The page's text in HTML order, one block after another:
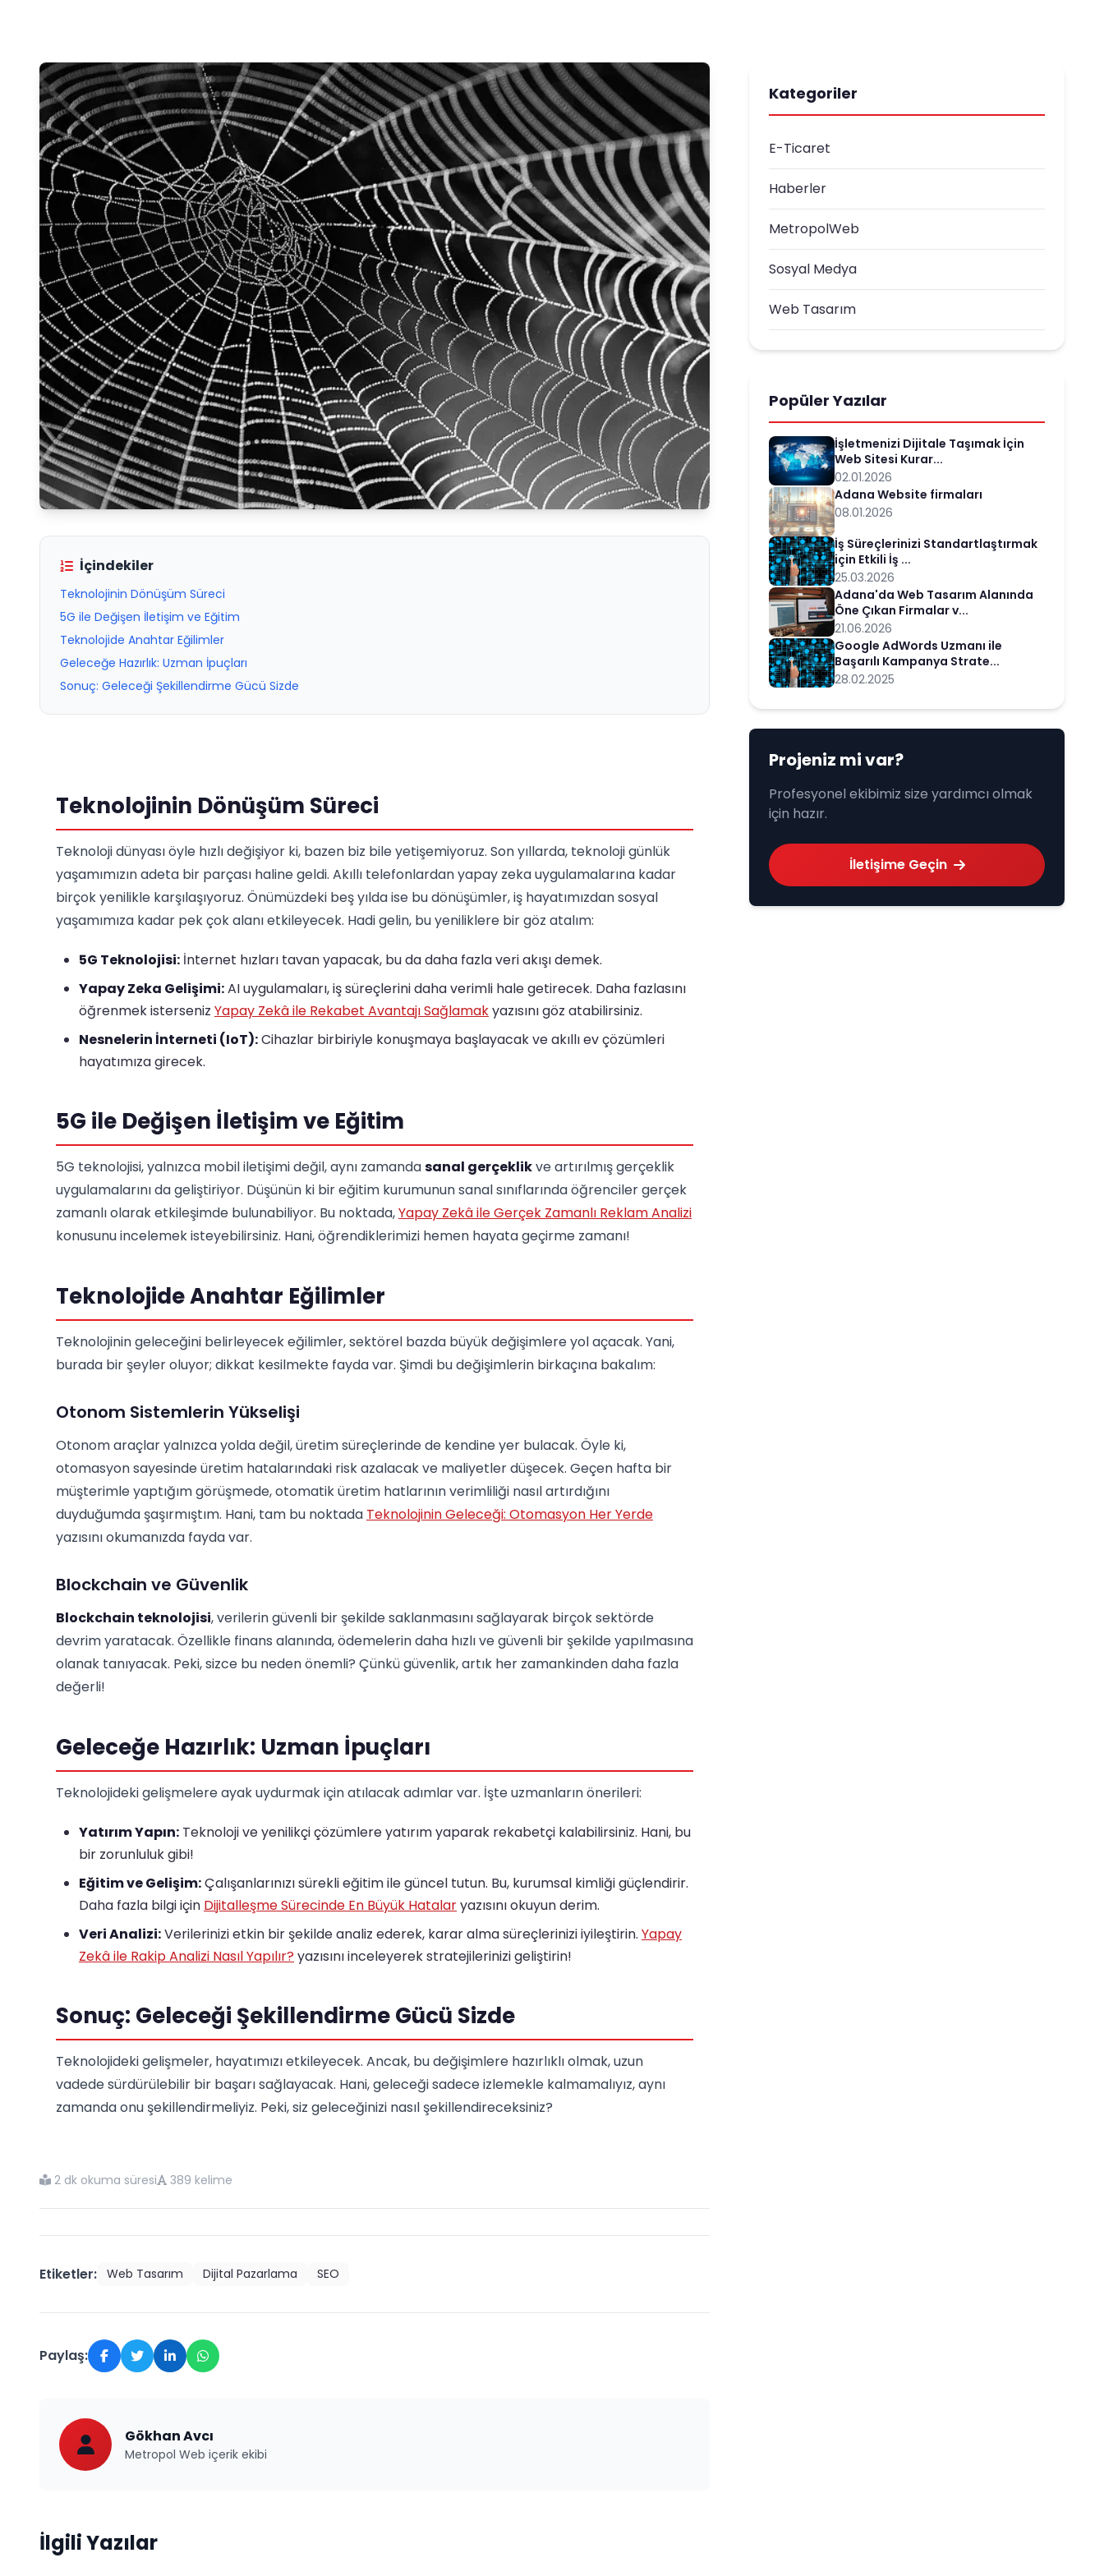
İçindekiler
Teknolojinin Dönüşüm Süreci
5G ile Değişen İletişim ve Eğitim
Teknolojide Anahtar Eğilimler
Geleceğe Hazırlık: Uzman İpuçları
Sonuç: Geleceği Şekillendirme Gücü Sizde
Teknolojinin Dönüşüm Süreci
Teknoloji dünyası öyle hızlı değişiyor ki, bazen biz bile yetişemiyoruz. Son yıllarda, teknoloji günlük
yaşamımızın adeta bir parçası haline geldi. Akıllı telefonlardan yapay zeka uygulamalarına kadar
birçok yenilikle karşılaşıyoruz. Önümüzdeki beş yılda ise bu dönüşümler, iş hayatımızdan sosyal
yaşamımıza kadar pek çok alanı etkileyecek. Hadi gelin, bu yeniliklere bir göz atalım:
5G Teknolojisi: İnternet hızları tavan yapacak, bu da daha fazla veri akışı demek.
Yapay Zeka Gelişimi:AI uygulamaları, iş süreçlerini daha verimli hale getirecek. Daha fazlasını
öğrenmek isterseniz Yapay Zekâ ile Rekabet Avantajı Sağlamakyazısını göz atabilirsiniz.
Nesnelerin İnterneti (IoT):Cihazlar birbiriyle konuşmaya başlayacak ve akıllı ev çözümleri
hayatımıza girecek.
5G ile Değişen İletişim ve Eğitim
5G teknolojisi, yalnızca mobil iletişimi değil, aynı zamandasanal gerçeklikve artırılmış gerçeklik
uygulamalarını da geliştiriyor. Düşünün ki bir eğitim kurumunun sanal sınıflarında öğrenciler gerçek
zamanlı olarak etkileşimde bulunabiliyor. Bu noktada,Yapay Zekâ ile Gerçek Zamanlı Reklam Analizi
konusunu incelemek isteyebilirsiniz. Hani, öğrendiklerimizi hemen hayata geçirme zamanı!
Teknolojide Anahtar Eğilimler
Teknolojinin geleceğini belirleyecek eğilimler, sektörel bazda büyük değişimlere yol açacak. Yani,
burada bir şeyler oluyor; dikkat kesilmekte fayda var. Şimdi bu değişimlerin birkaçına bakalım:
Otonom Sistemlerin Yükselişi
Otonom araçlar yalnızca yolda değil, üretim süreçlerinde de kendine yer bulacak. Öyle ki,
otomasyon sayesinde üretim hatalarındaki risk azalacak ve maliyetler düşecek. Geçen hafta bir
müşterimle yaptığım görüşmede, otomatik üretim hatlarının verimliliği nasıl artırdığını
duyduğumda şaşırmıştım. Hani, tam bu noktada Teknolojinin Geleceği: Otomasyon Her Yerde
yazısını okumanızda fayda var.
Blockchain ve Güvenlik
Blockchain teknolojisi, verilerin güvenli bir şekilde saklanmasını sağlayarak birçok sektörde
devrim yaratacak. Özellikle finans alanında, ödemelerin daha hızlı ve güvenli bir şekilde yapılmasına
olanak tanıyacak. Peki, sizce bu neden önemli? Çünkü güvenlik, artık her zamankinden daha fazla
değerli!
Geleceğe Hazırlık: Uzman İpuçları
Teknolojideki gelişmelere ayak uydurmak için atılacak adımlar var. İşte uzmanların önerileri:
Yatırım Yapın: Teknoloji ve yenilikçi çözümlere yatırım yaparak rekabetçi kalabilirsiniz. Hani, bu
bir zorunluluk gibi!
Eğitim ve Gelişim:Çalışanlarınızı sürekli eğitim ile güncel tutun. Bu, kurumsal kimliği güçlendirir.
Daha fazla bilgi için Dijitalleşme Sürecinde En Büyük Hatalaryazısını okuyun derim.
Veri Analizi:Verilerinizi etkin bir şekilde analiz ederek, karar alma süreçlerinizi iyileştirin. Yapay
Zekâ ile Rakip Analizi Nasıl Yapılır? yazısını inceleyerek stratejilerinizi geliştirin!
Sonuç: Geleceği Şekillendirme Gücü Sizde
Teknolojideki gelişmeler, hayatımızı etkileyecek. Ancak, bu değişimlere hazırlıklı olmak, uzun
vadede sürdürülebilir bir başarı sağlayacak. Hani, geleceği sadece izlemekle kalmamalıyız, aynı
zamanda onu şekillendirmeliyiz. Peki, siz geleceğinizi nasıl şekillendireceksiniz?
2 dk okuma süresi 389 kelime
Etiketler: Web Tasarım Dijital Pazarlama SEO
Paylaş:
Gökhan Avcı
Metropol Web içerik ekibi
İlgili Yazılar
Kategoriler
E-Ticaret
Haberler
MetropolWeb
Sosyal Medya
Web Tasarım
Popüler Yazılar
İşletmenizi Dijitale Taşımak İçin
Web Sitesi Kurar...
02.01.2026
Adana Website firmaları
08.01.2026
İş Süreçlerinizi Standartlaştırmak
için Etkili İş ...
25.03.2026
Adana'da Web Tasarım Alanında
Öne Çıkan Firmalar v...
21.06.2026
Google AdWords Uzmanı ile
Başarılı Kampanya Strate...
28.02.2025
Projeniz mi var?
Profesyonel ekibimiz size yardımcı olmak
için hazır.
İletişime Geçin